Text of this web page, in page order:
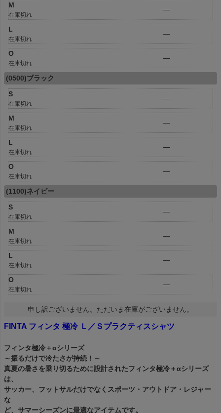
M
在庫切れ
—
L
在庫切れ
—
O
在庫切れ
—
(0500)ブラック
S
在庫切れ
—
M
在庫切れ
—
L
在庫切れ
—
O
在庫切れ
—
(1100)ネイビー
S
在庫切れ
—
M
在庫切れ
—
L
在庫切れ
—
O
在庫切れ
—
申し訳ございません。ただいま在庫がございません。
FINTA フィンタ 極冷 Ｌ／Ｓプラクティスシャツ
フィンタ極冷＋αシリーズ
～振るだけで冷たさが持続！～
真夏の暑さを乗り切るために設計されたフィンタ極冷＋αシリーズ
は、
サッカー、フットサルだけでなくスポーツ・アウトドア・レジャー
な
ど、サマーシーズンに最適なアイテムです。